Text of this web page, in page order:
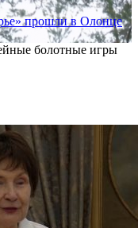
прошли в Олонце
болотные игры